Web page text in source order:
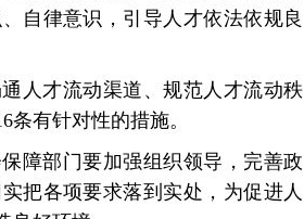
自律意识，引导人才依法依规良
人才流动渠道、规范人才流动秩
有针对性的措施。
障部门要加强组织领导，完善政
把各项要求落到实处，为促进人